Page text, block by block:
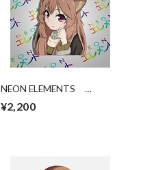
NEON ELEMENTS
¥2,200